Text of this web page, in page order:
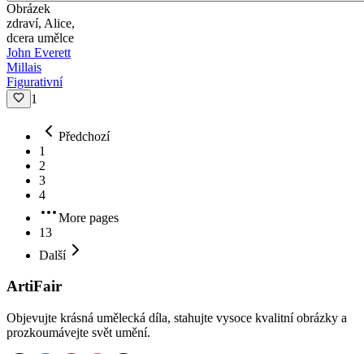
Obrázek
zdraví, Alice,
dcera umělce
John Everett
Millais
Figurativní
1
Předchozí
1
2
3
4
More pages
13
Další
ArtiFair
Objevujte krásná umělecká díla, stahujte vysoce kvalitní obrázky a
prozkoumávejte svět umění.